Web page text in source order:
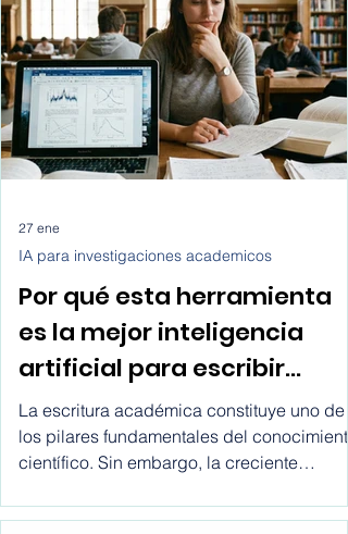
solicitudes de envío? ¿cómo dejar de
depender de intermediarios? Este artículo
responde a esas preguntas desde una
perspectiva práctica y al final te daremos
los pasos exactos de cómo conseguir
clientes transporte para tu empresa de
servicios lo
Por qué esta herramienta
es la mejor inteligencia
artificial para escribir
artículos científicos?
La escritura académica constituye uno de
científico. Sin embargo, la creciente
IA para investigaciones academicos